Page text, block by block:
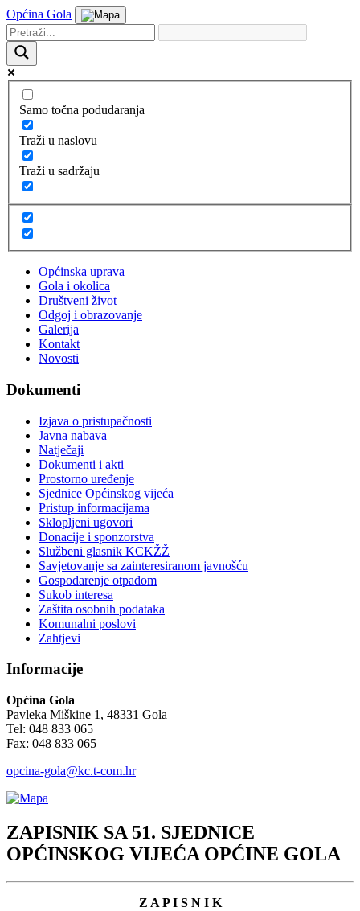
Općina Gola
Samo točna podudaranja
Traži u naslovu
Traži u sadržaju
Općinska uprava
Gola i okolica
Društveni život
Odgoj i obrazovanje
Galerija
Kontakt
Novosti
Dokumenti
Izjava o pristupačnosti
Javna nabava
Natječaji
Dokumenti i akti
Prostorno uređenje
Sjednice Općinskog vijeća
Pristup informacijama
Sklopljeni ugovori
Donacije i sponzorstva
Službeni glasnik KCKŽŽ
Savjetovanje sa zainteresiranom javnošću
Gospodarenje otpadom
Sukob interesa
Zaštita osobnih podataka
Komunalni poslovi
Zahtjevi
Informacije
Općina Gola
Pavleka Miškine 1, 48331 Gola
Tel: 048 833 065
Fax: 048 833 065
opcina-gola@kc.t-com.hr
ZAPISNIK SA 51. SJEDNICE
OPĆINSKOG VIJEĆA OPĆINE GOLA
Z A P I S N I K